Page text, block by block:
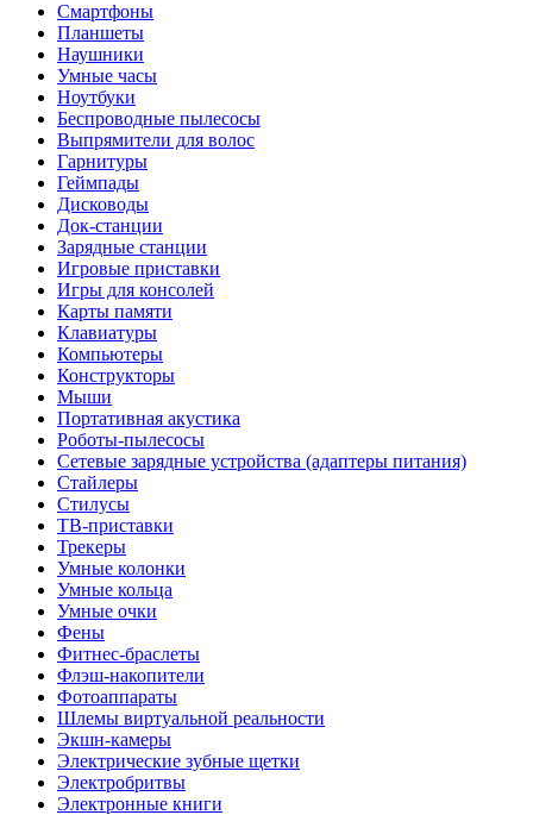
Смартфоны
Планшеты
Наушники
Умные часы
Ноутбуки
Беспроводные пылесосы
Выпрямители для волос
Гарнитуры
Геймпады
Дисководы
Док-станции
Зарядные станции
Игровые приставки
Игры для консолей
Карты памяти
Клавиатуры
Компьютеры
Конструкторы
Мыши
Портативная акустика
Роботы-пылесосы
Сетевые зарядные устройства (адаптеры питания)
Стайлеры
Стилусы
ТВ-приставки
Трекеры
Умные колонки
Умные кольца
Умные очки
Фены
Фитнес-браслеты
Флэш-накопители
Фотоаппараты
Шлемы виртуальной реальности
Экшн-камеры
Электрические зубные щетки
Электробритвы
Электронные книги